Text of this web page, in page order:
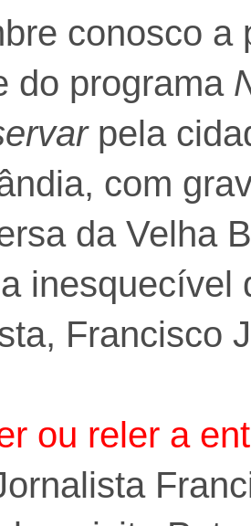
conosco a
do programa
pela
com
da Velha
inesquecível
Francisco
ou reler a